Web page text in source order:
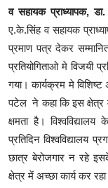
व सहायक प्राध्यापक,
ए.के.सिंह व सहायक
प्रमाण पत्र देकर
प्रतियोगिताओ मे विजयी
गया। कार्यक्रम मे
पटेल ने कहा कि इस क्षेत्र
क्षमता है।
प्रतिदिन
छात्र बेरोजगार न रहे
क्षेत्र में अच्छा कार्य कर